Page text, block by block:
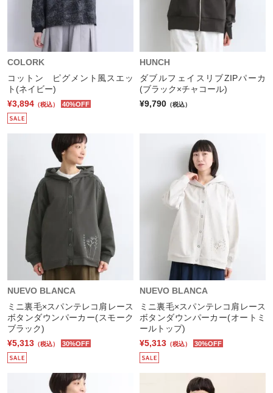
COLORK
コットン ピグメント風スエッ
ト(ネイビー)
¥3,894 （税込） 40%OFF
HUNCH
ダブルフェイスリブZIPパーカ
(ブラック×チャコール)
¥9,790 （税込）
NUEVO BLANCA
ミニ裏毛×スパンテレコ肩レース
ボタンダウンパーカー(スモーク
ブラック)
¥5,313 （税込） 30%OFF
NUEVO BLANCA
ミニ裏毛×スパンテレコ肩レース
ボタンダウンパーカー(オートミ
ールトップ)
¥5,313 （税込） 30%OFF